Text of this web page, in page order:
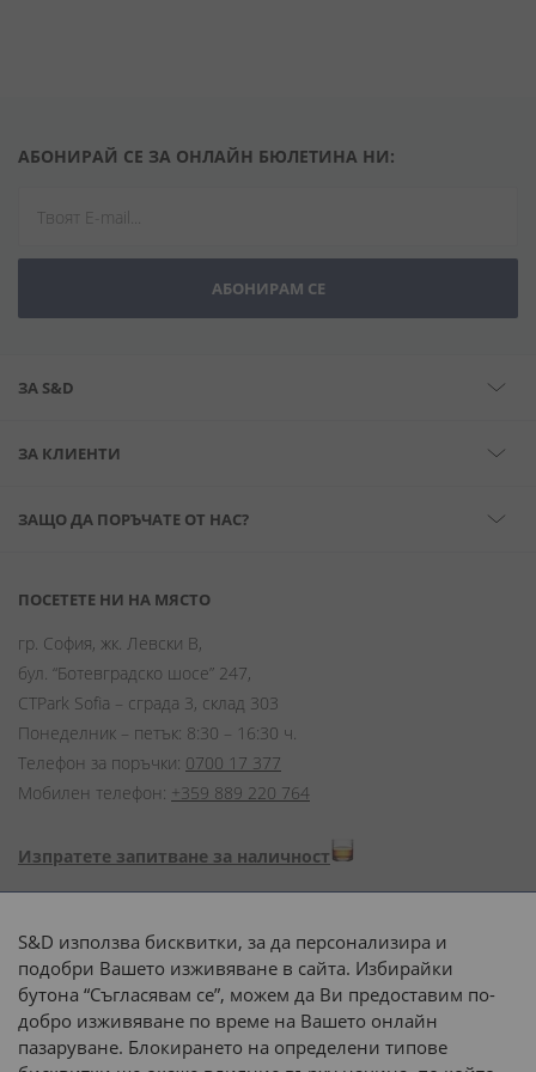
АБОНИРАЙ СЕ ЗА ОНЛАЙН БЮЛЕТИНА НИ:
АБОНИРАМ СЕ
ЗА S&D
ЗА КЛИЕНТИ
ЗАЩО ДА ПОРЪЧАТЕ ОТ НАС?
ПОСЕТЕТЕ НИ НА МЯСТО
гр. София, жк. Левски В,
бул. “Ботевградско шосе” 247,
CTPark Sofia – сграда 3, склад 303
Понеделник – петък: 8:30 – 16:30 ч.
Телефон за поръчки: 0700 17 377
Мобилен телефон: +359 889 220 764
Изпратете запитване за наличност
Начини на плащане:
Доставка до адрес с:
S&D използва бисквитки, за да персонализира и
подобри Вашето изживяване в сайта. Избирайки
бутона “Съгласявам се”, можем да Ви предоставим по-
добро изживяване по време на Вашето онлайн
пазаруване. Блокирането на определени типове